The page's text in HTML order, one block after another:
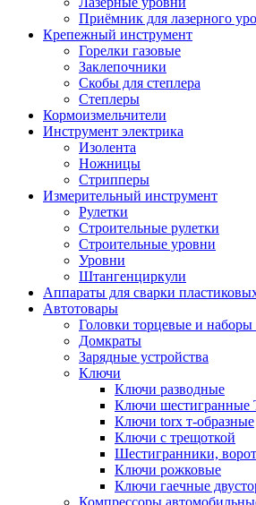
Приёмник для лазерного
Крепежный инструмент
Горелки газовые
Заклепочники
Скобы для степлера
Степлеры
Кормоизмельчители
Инструмент электрика
Изолента
Ножницы
Стрипперы
Измерительный инструмент
Рулетки
Строительные рулетки
Строительные уровни
Уровни
Штангенциркули
Аппараты для сварки
Автотовары
Головки торцевые и наборы
Домкраты
Зарядные устройства
Ключи
Ключи разводные
Ключи шестигранные
Ключи torx т-образные
Ключи с трещоткой
Шестигранники,
Ключи рожковые
Ключи гаечные
Компрессоры